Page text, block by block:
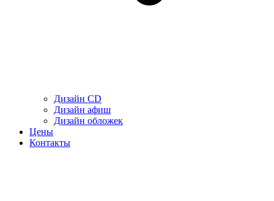
Дизайн CD
Дизайн афиш
Дизайн обложек
Цены
Контакты